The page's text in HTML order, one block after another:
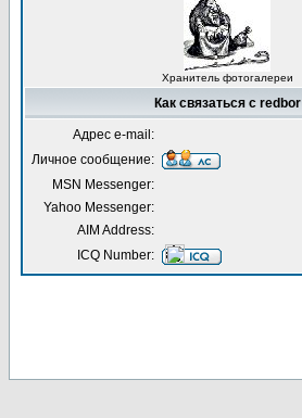
Хранитель фотогалереи
Как связаться с redbor
Адрес e-mail:
Личное сообщение:
MSN Messenger:
Yahoo Messenger:
AIM Address:
ICQ Number: